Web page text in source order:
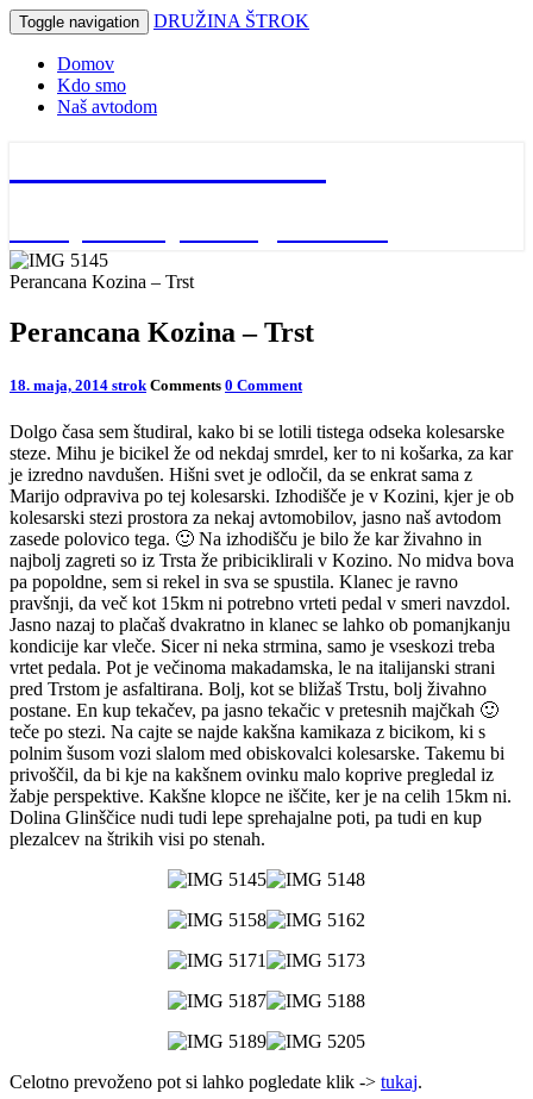
Toggle navigation DRUŽINA ŠTROK
Domov
Kdo smo
Naš avtodom
Perancana Kozina – Trst
Perancana Kozina – Trst
18. maja, 2014 strok Comments 0 Comment
Dolgo časa sem študiral, kako bi se lotili tistega odseka kolesarske
steze. Mihu je bicikel že od nekdaj smrdel, ker to ni košarka, za kar
je izredno navdušen. Hišni svet je odločil, da se enkrat sama z
Marijo odpraviva po tej kolesarski. Izhodišče je v Kozini, kjer je ob
kolesarski stezi prostora za nekaj avtomobilov, jasno naš avtodom
zasede polovico tega. 🙂 Na izhodišču je bilo že kar živahno in
najbolj zagreti so iz Trsta že pribiciklirali v Kozino. No midva bova
pa popoldne, sem si rekel in sva se spustila. Klanec je ravno
pravšnji, da več kot 15km ni potrebno vrteti pedal v smeri navzdol.
Jasno nazaj to plačaš dvakratno in klanec se lahko ob pomanjkanju
kondicije kar vleče. Sicer ni neka strmina, samo je vseskozi treba
vrtet pedala. Pot je večinoma makadamska, le na italijanski strani
pred Trstom je asfaltirana. Bolj, kot se bližaš Trstu, bolj živahno
postane. En kup tekačev, pa jasno tekačic v pretesnih majčkah 🙂
teče po stezi. Na cajte se najde kakšna kamikaza z bicikom, ki s
polnim šusom vozi slalom med obiskovalci kolesarske. Takemu bi
privoščil, da bi kje na kakšnem ovinku malo koprive pregledal iz
žabje perspektive. Kakšne klopce ne iščite, ker je na celih 15km ni.
Dolina Glinščice nudi tudi lepe sprehajalne poti, pa tudi en kup
plezalcev na štrikih visi po stenah.
Celotno prevoženo pot si lahko pogledate klik -> tukaj.